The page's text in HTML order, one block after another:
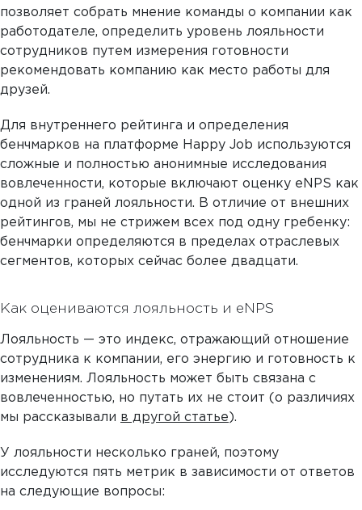
позволяет собрать мнение команды о компании как
работодателе, определить уровень лояльности
сотрудников путем измерения готовности
рекомендовать компанию как место работы для
друзей.
Для внутреннего рейтинга и определения
бенчмарков на платформе Happy Job используются
сложные и полностью анонимные исследования
вовлеченности, которые включают оценку eNPS как
одной из граней лояльности. В отличие от внешних
рейтингов, мы не стрижем всех под одну гребенку:
бенчмарки определяются в пределах отраслевых
сегментов, которых сейчас более двадцати.
Как оцениваются лояльность и eNPS
Лояльность — это индекс, отражающий отношение
сотрудника к компании, его энергию и готовность к
изменениям. Лояльность может быть связана с
вовлеченностью, но путать их не стоит (о различиях
мы рассказывали в другой статье ).
У лояльности несколько граней, поэтому
исследуются пять метрик в зависимости от ответов
на следующие вопросы: